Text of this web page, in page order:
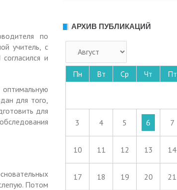
по
учитель, с
и
для того,
для
Потом
АРХИВ ПУБЛИКАЦИЙ
Пн Вт Ср Чт Пт
3 4 5 6 7
10 11 12 13 14
17 18 19 20 21